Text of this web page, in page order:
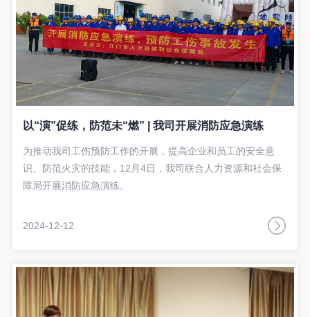
以“演”促练，防范未“燃” | 我司开展消防应急演练
为推动我司工伤预防工作的开展，提高企业和员工的安全意
识、防范火灾的技能，12月4日，我司联合人力资源和社会保
障局开展消防应急演练。
2024-12-12